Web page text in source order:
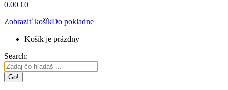
0.00 €0
Zobraziť košíkDo pokladne
Košík je prázdny
Search: